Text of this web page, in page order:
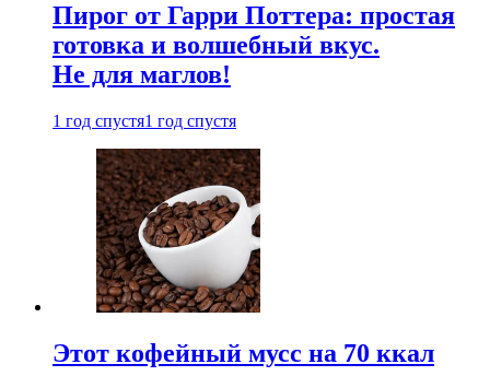
Пирог от Гарри Поттера: простая
готовка и волшебный вкус.
Не для маглов!
1 год спустя1 год спустя
Этот кофейный мусс на 70 ккал